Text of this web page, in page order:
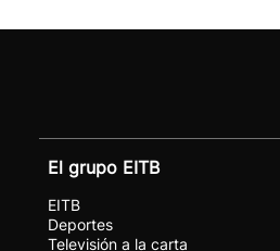
El grupo EITB
EITB
Deportes
Televisión a la carta